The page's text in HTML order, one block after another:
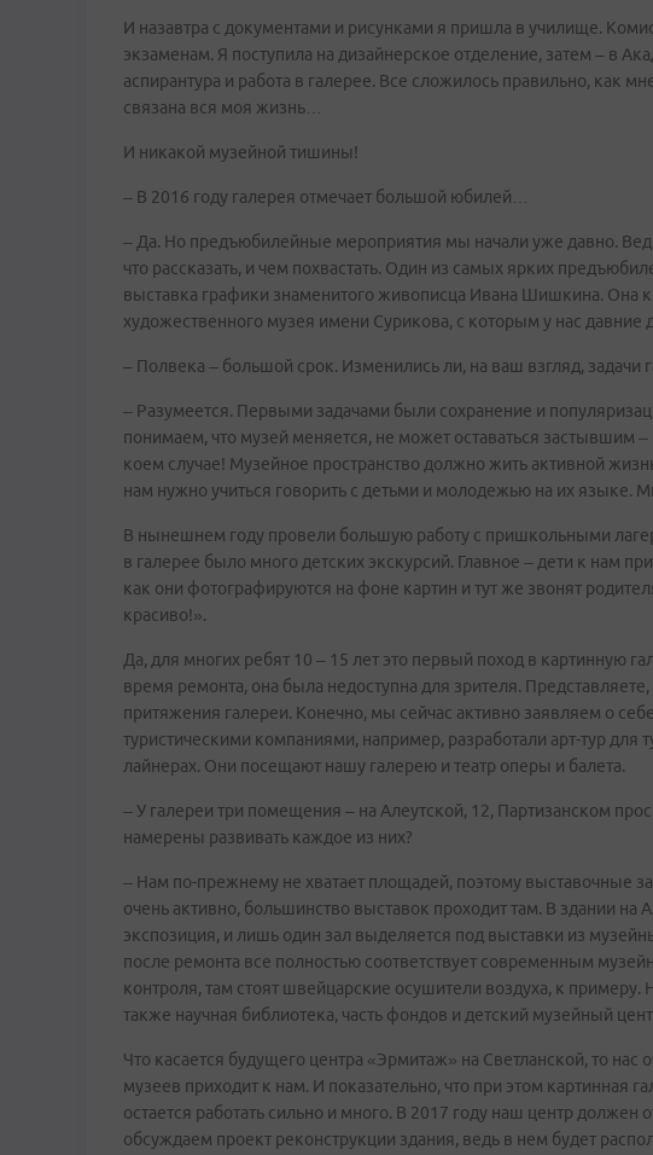
И назавтра с документами и рисунками я пришла в училище.
экзаменам. Я поступила на дизайнерское отделение, затем – в
аспирантура и работа в галерее. Все сложилось правильно, как
связана вся моя жизнь…
И никакой музейной тишины!
– В 2016 году галерея отмечает большой юбилей…
– Да. Но предъюбилейные мероприятия мы начали уже давно.
что рассказать, и чем похвастать. Один из самых ярких
выставка графики знаменитого живописца Ивана Шишкина. Она к
художественного музея имени Сурикова, с которым у нас давние
– Полвека – большой срок. Изменились ли, на ваш взгляд, задачи
– Разумеется. Первыми задачами были сохранение и
понимаем, что музей меняется, не может оставаться
коем случае! Музейное пространство должно жить активной
нам нужно учиться говорить с детьми и молодежью на их языке.
В нынешнем году провели большую работу с пришкольными
в галерее было много детских экскурсий. Главное – дети к нам
как они фотографируются на фоне картин и тут же звонят
красиво!».
Да, для многих ребят 10 – 15 лет это первый поход в картинную
время ремонта, она была недоступна для зрителя.
притяжения галереи. Конечно, мы сейчас активно заявляем о
туристическими компаниями, например, разработали арт-тур
лайнерах. Они посещают нашу галерею и театр оперы и балета.
– У галереи три помещения – на Алеутской, 12, Партизанском
намерены развивать каждое из них?
– Нам по-прежнему не хватает площадей, поэтому выставочные
очень активно, большинство выставок проходит там. В здании на
экспозиция, и лишь один зал выделяется под выставки из
после ремонта все полностью соответствует современным
контроля, там стоят швейцарские осушители воздуха, к
также научная библиотека, часть фондов и детский музейный
Что касается будущего центра «Эрмитаж» на Светланской, то нас
музеев приходит к нам. И показательно, что при этом картинная
остается работать сильно и много. В 2017 году наш центр
обсуждаем проект реконструкции здания, ведь в нем будет